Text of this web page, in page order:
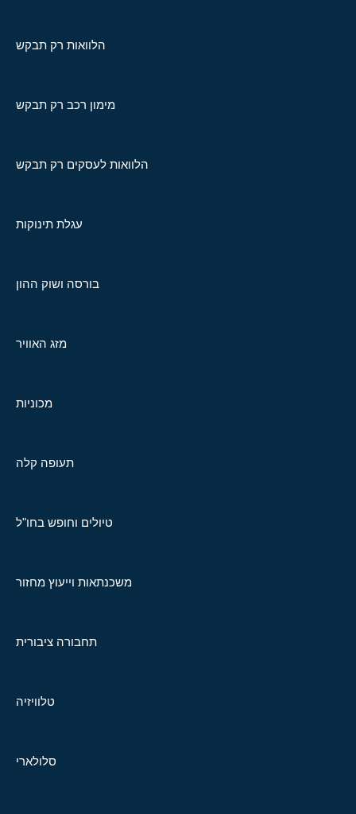
הלוואות רק תבקש
מימון רכב רק תבקש
הלוואות לעסקים רק תבקש
עגלת תינוקות
בורסה ושוק ההון
מזג האוויר
מכוניות
תעופה קלה
טיולים וחופש בחו"ל
משכנתאות וייעוץ מחזור
תחבורה ציבורית
טלוויזיה
סלולארי